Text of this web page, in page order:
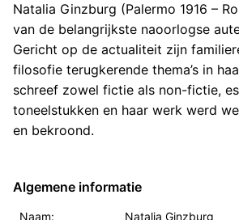
Natalia Ginzburg (Palermo 1916 –
van de belangrijkste naoorlogse
Gericht op de actualiteit zijn
filosofie terugkerende thema’s in
schreef zowel fictie als non-fictie,
toneelstukken en haar werk werd
en bekroond.
Algemene informatie
Naam: Natalia Ginzburg